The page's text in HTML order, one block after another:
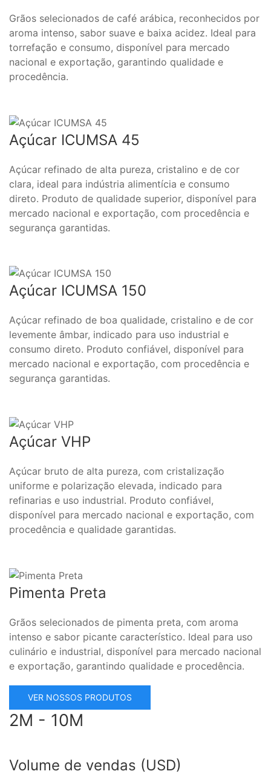
Grãos selecionados de café arábica, reconhecidos por
aroma intenso, sabor suave e baixa acidez. Ideal para
torrefação e consumo, disponível para mercado
nacional e exportação, garantindo qualidade e
procedência.
Açúcar ICUMSA 45
Açúcar refinado de alta pureza, cristalino e de cor
clara, ideal para indústria alimentícia e consumo
direto. Produto de qualidade superior, disponível para
mercado nacional e exportação, com procedência e
segurança garantidas.
Açúcar ICUMSA 150
Açúcar refinado de boa qualidade, cristalino e de cor
levemente âmbar, indicado para uso industrial e
consumo direto. Produto confiável, disponível para
mercado nacional e exportação, com procedência e
segurança garantidas.
Açúcar VHP
Açúcar bruto de alta pureza, com cristalização
uniforme e polarização elevada, indicado para
refinarias e uso industrial. Produto confiável,
disponível para mercado nacional e exportação, com
procedência e qualidade garantidas.
Pimenta Preta
Grãos selecionados de pimenta preta, com aroma
intenso e sabor picante característico. Ideal para uso
culinário e industrial, disponível para mercado nacional
e exportação, garantindo qualidade e procedência.
VER NOSSOS PRODUTOS
2M - 10M
Volume de vendas (USD)